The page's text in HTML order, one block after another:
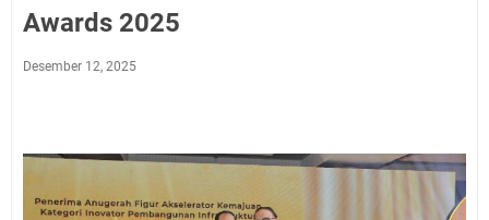
Awards 2025
Desember 12, 2025